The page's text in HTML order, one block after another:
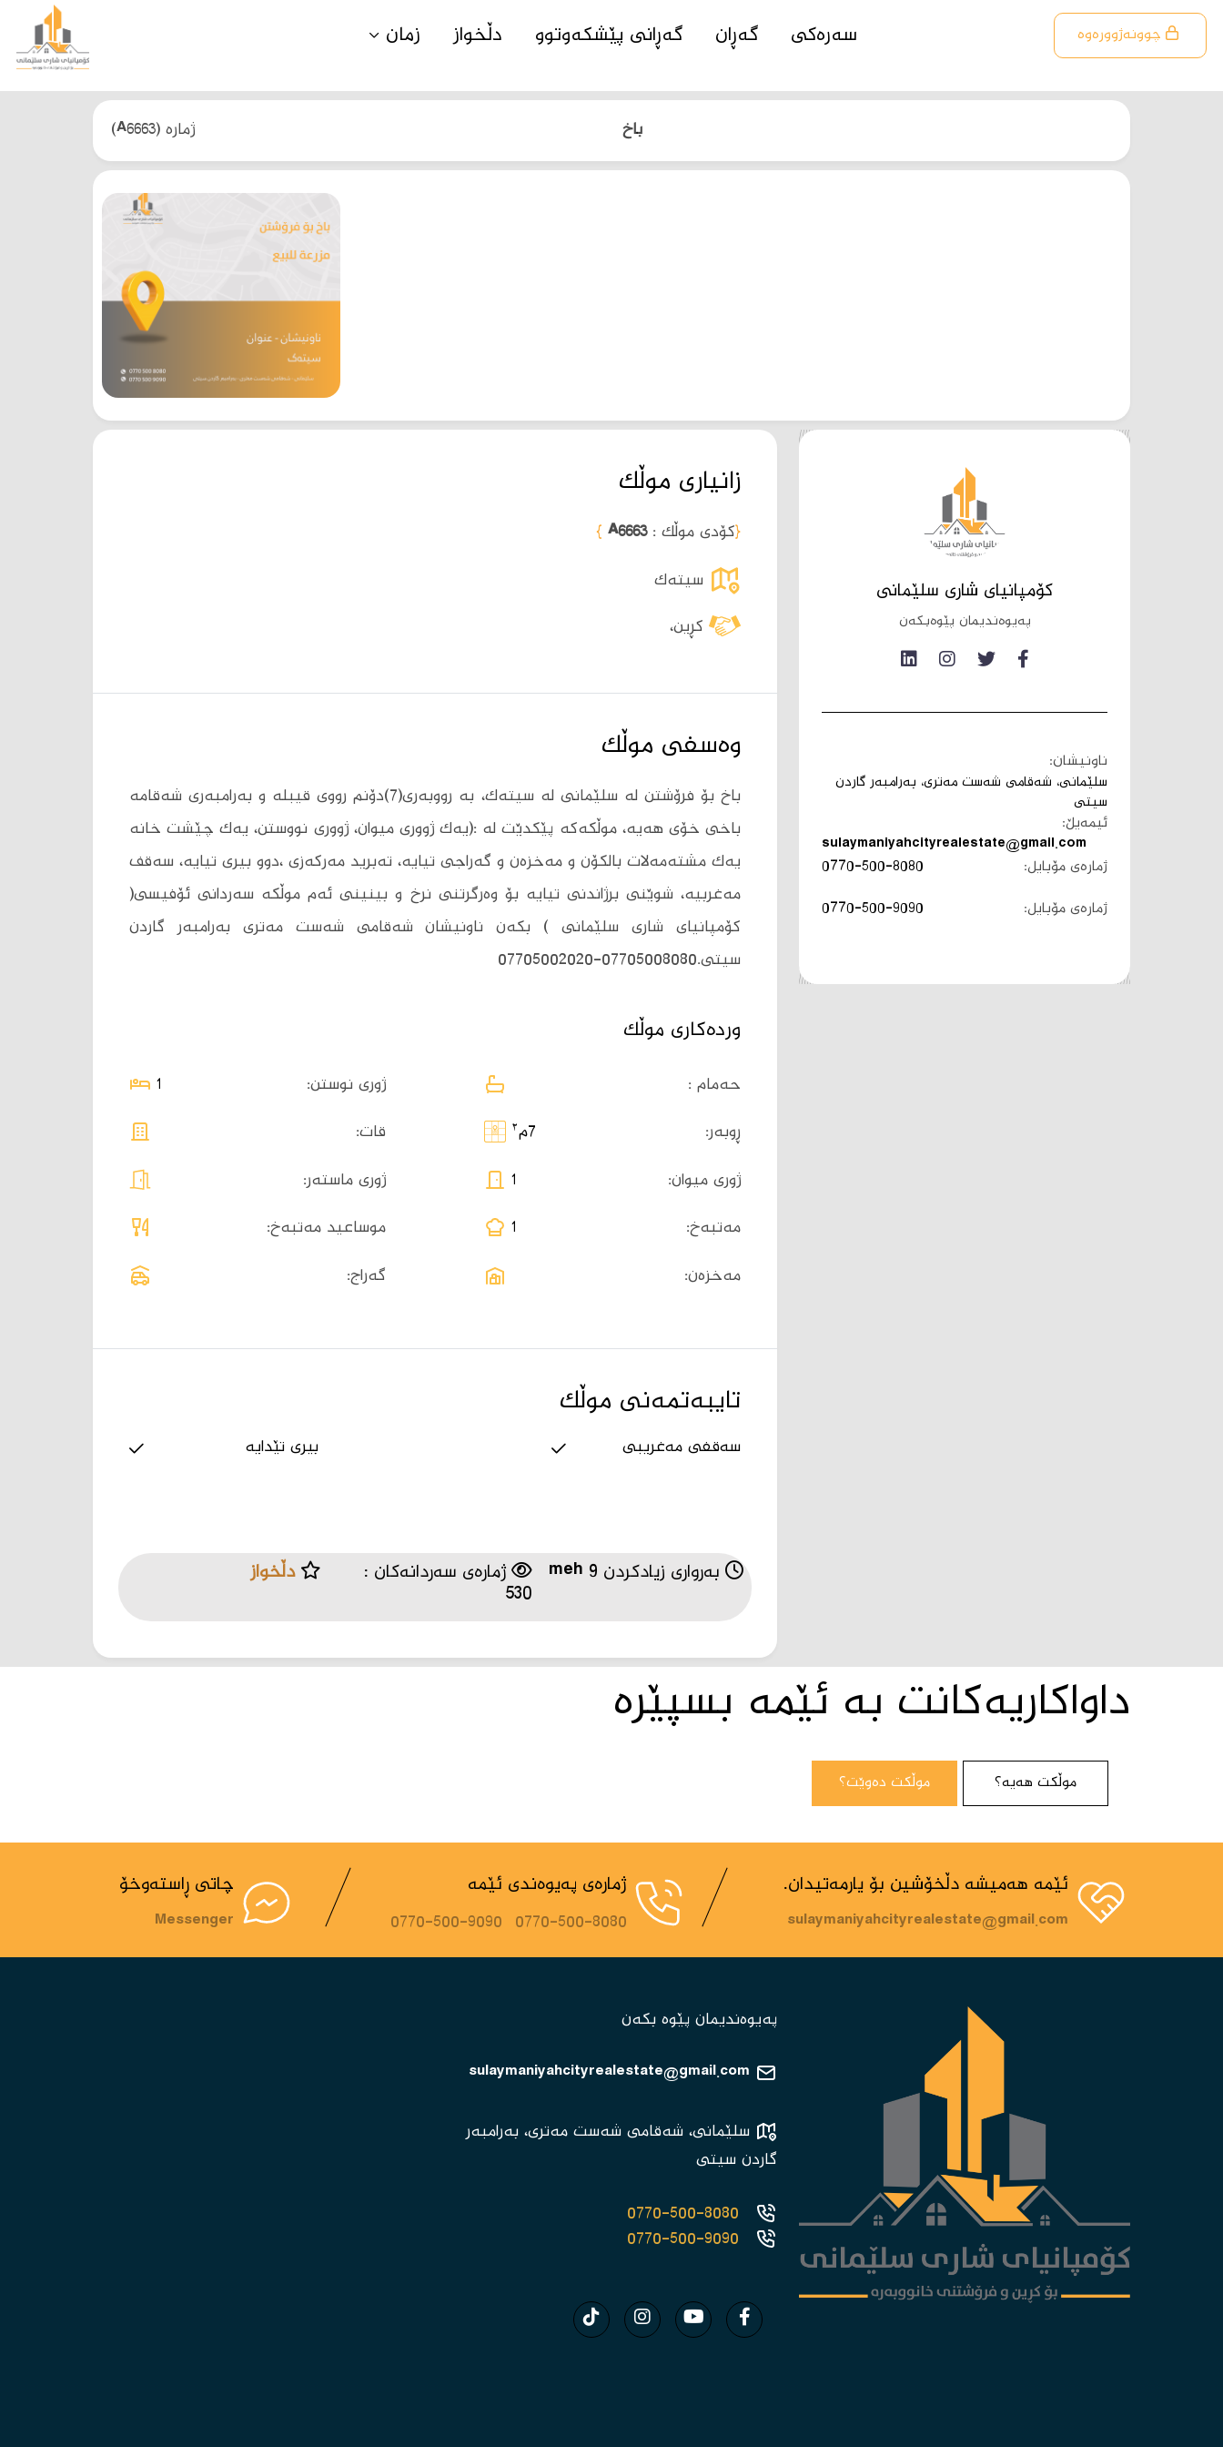
چوونەژوورەوە سەرەکی گەڕان گەڕانی پێشکەوتوو دڵخواز زمان
(A6663) ژمارە باخ
زانیاری موڵک
{کۆدی موڵک :A6663
}
سیتەک
کڕین،
وەسفی موڵک
باخ بۆ فرۆشتن لە سلێمانی لە سیتەک، بە رووبەری(7)دۆنم رووی قیبلە و بەرامبەری شەقامە
باخی خۆی هەیە، موڵکەکە پێکدێت لە :(یەک ژووری میوان، ژووری نووستن، یەک چێشت خانە
یەک مشتەمەلات بالکۆن و مەخزەن و گەراجی تیایە، تەبرید مەرکەزی ،دوو بیری تیایە، سەقف
مەغربیە، شوێنی برژاندنی تیایە بۆ وەرگرتنی نرخ و بینینی ئەم موڵکە سەردانی ئۆفیسی(
کۆمپانیای شاری سلێمانی ) بکەن ناونیشان شەقامی شەست مەتری بەرامبەر گاردن
سيتى.07705008080-07705002020
وردەکاری موڵک
حەمام : ژوری نوستن:
1
ڕوبەر:
7م ٢ قات:
ژوری میوان: 1 ژوری ماستەر:
مەتبەخ: 1 موساعید مەتبەخ:
مەخزەن: گەراج:
تایبەتمەنی موڵک
سەقفی مەغریبی بیری تێدایە
بەرواری زیادکردن 9 meh
ژمارەی سەردانەکان :
530
دڵخواز
کۆمپانیای شاری سلێمانی
پەیوەندیمان پێوەبکەن
ناونیشان:
سلێمانی، شەقامی شەست مەتری، بەرامبەر گاردن
سیتی
ئیمەیڵ:
sulaymaniyahcityrealestate@gmail.com
ژمارەی مۆبایل:
0770-500-8080
ژمارەی مۆبایل:
0770-500-9090
داواکاریەکانت بە ئێمە بسپێرە
موڵکت هەیە؟ موڵکت دەوێت؟
ئێمە هەمیشە دڵخۆشین بۆ یارمەتیدان.
sulaymaniyahcityrealestate@gmail.com
ژمارەی پەیوەندی ئێمە
0770-500-8080
0770-500-9090
چاتی ڕاستەوخۆ
Messenger
پەیوەندیمان پێوە بکەن
sulaymaniyahcityrealestate@gmail.com
سلێمانی، شەقامی شەست مەتری، بەرامبەر
گاردن سیتی
0770-500-8080
0770-500-9090